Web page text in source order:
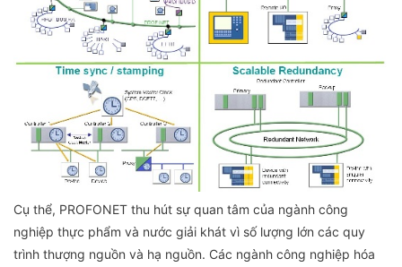
Cụ thể, PROFONET thu hút sự quan tâm của ngành công
nghiệp thực phẩm và nước giải khát vì số lượng lớn các quy
trình thượng nguồn và hạ nguồn. Các ngành công nghiệp hóa